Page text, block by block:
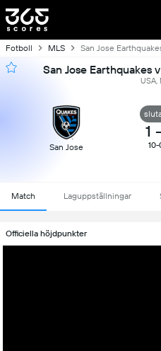
Fotboll MLS San Jose
San Jose Earthquakes
USA,
San Jose
1 -
10-
Match Laguppställningar
Officiella höjdpunkter